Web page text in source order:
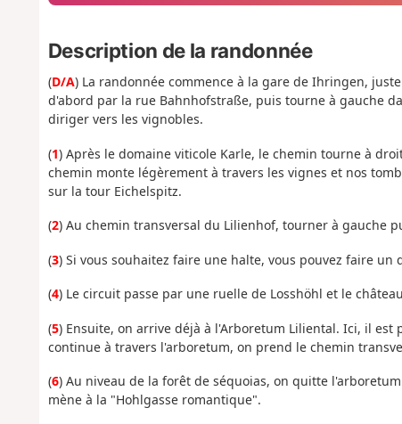
Description de la randonnée
(D/A) La randonnée commence à la gare de Ihringen,
d'abord par la rue Bahnhofstraße, puis tourne à gauche
diriger vers les vignobles.
(1) Après le domaine viticole Karle, le chemin tourne à
chemin monte légèrement à travers les vignes et nos
sur la tour Eichelspitz.
(2) Au chemin transversal du Lilienhof, tourner à gauche
(3) Si vous souhaitez faire une halte, vous pouvez faire
(4) Le circuit passe par une ruelle de Losshöhl et le
(5) Ensuite, on arrive déjà à l'Arboretum Liliental. Ici, il
continue à travers l'arboretum, on prend le chemin
(6) Au niveau de la forêt de séquoias, on quitte
mène à la "Hohlgasse romantique".